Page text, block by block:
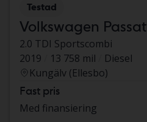
Testad
Volkswagen Passat
2.0 TDI Sportscombi
2019
13 758 mil
Diesel
Kungälv (Ellesbo)
Fast pris
Med finansiering